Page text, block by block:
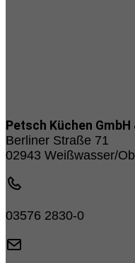
Petsch Küchen GmbH
Berliner Straße 71
02943 Weißwasser/
03576 2830-0